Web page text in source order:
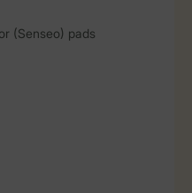
(Senseo) pads